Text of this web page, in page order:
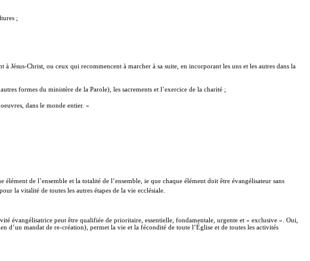
;
à Jésus-Christ, ou ceux qui recommencent à marcher à sa suite, en incorporant les uns et les autres dans la
formes du ministère de la Parole), les sacrements et l’exercice de la charité ;
dans le monde entier. »
de l’ensemble et la totalité de l’ensemble, ie que chaque élément doit être évangélisateur sans
la vitalité de toutes les autres étapes de la vie ecclésiale.
évangélisatrice peut être qualifiée de prioritaire, essentielle, fondamentale, urgente et « exclusive ». Oui,
d’un mandat de re-création), permet la vie et la fécondité de toute l’Église et de toutes les activités